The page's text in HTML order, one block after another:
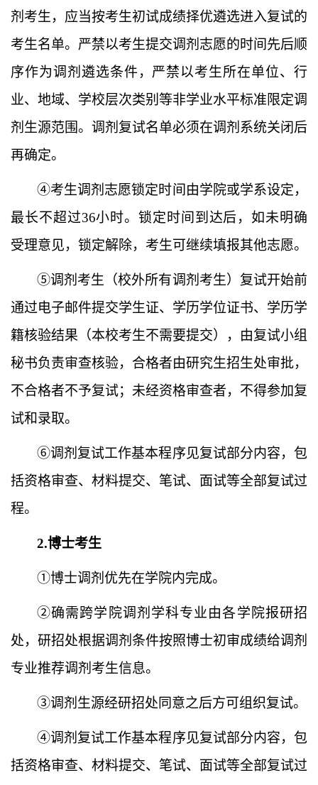
剂考生，应当按考生初试成绩择优遴选进入复试的
考生名单。严禁以考生提交调剂志愿的时间先后顺
序作为调剂遴选条件，严禁以考生所在单位、行
业、地域、学校层次类别等非学业水平标准限定调
剂生源范围。调剂复试名单必须在调剂系统关闭后
再确定。
④考生调剂志愿锁定时间由学院或学系设定，
最长不超过36小时。锁定时间到达后，如未明确
受理意见，锁定解除，考生可继续填报其他志愿。
⑤调剂考生（校外所有调剂考生） 复试开始前
通过电子邮件提交学生证、学历学位证书、学历学
籍核验结果（本校考生不需要提交），由复试小组
秘书负责审查核验，合格者由研究生招生处审批，
不合格者不予复试；未经资格审查者，不得参加复
试和录取。
⑥调剂复试工作基本程序见复试部分内容，包
括资格审查、材料提交、笔试、面试等全部复试过
程。
2.博士考生
①博士调剂优先在学院内完成。
②确需跨学院调剂学科专业由各学院报研招
处，研招处根据调剂条件按照博士初审成绩给调剂
专业推荐调剂考生信息。
③调剂生源经研招处同 意之后方可组织复试。
④调剂复试工作基本程序见复试部分内容，包
括资格审查、材料提交、笔试、面试等全部复试过